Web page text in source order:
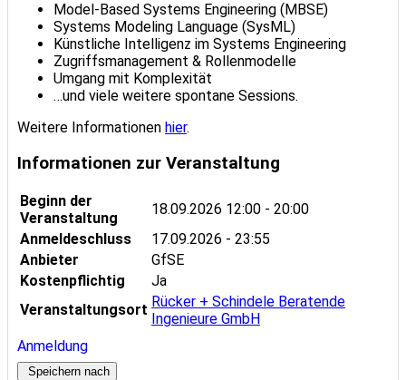
Model-Based Systems Engineering (MBSE)
Systems Modeling Language (SysML)
Künstliche Intelligenz im Systems Engineering
Zugriffsmanagement & Rollenmodelle
Umgang mit Komplexität
…und viele weitere spontane Sessions.
Weitere Informationen hier.
Informationen zur Veranstaltung
Beginn der
Veranstaltung
18.09.2026 12:00 - 20:00
Anmeldeschluss
17.09.2026 - 23:55
Anbieter
GfSE
Kostenpflichtig
Ja
Veranstaltungsort Rücker + Schindele Beratende
Ingenieure GmbH
Anmeldung
Speichern nach